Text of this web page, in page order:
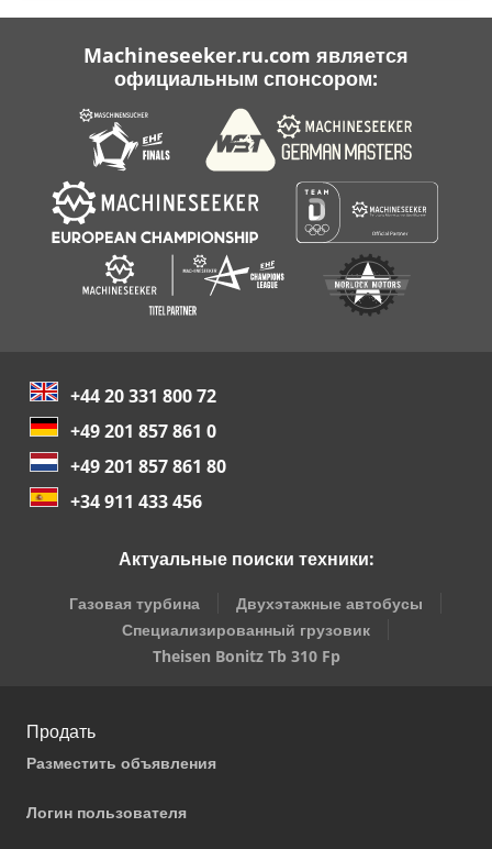
Machineseeker.ru.com является
официальным спонсором:
+44 20 331 800 72
+49 201 857 861 0
+49 201 857 861 80
+34 911 433 456
Актуальные поиски техники:
Газовая турбина
Двухэтажные автобусы
Специализированный грузовик
Theisen Bonitz Tb 310 Fp
Продать
Разместить объявления
Логин пользователя